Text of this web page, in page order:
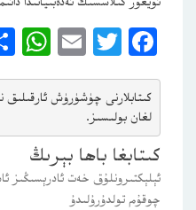
Facebook
Twitter
Email
كىتابلارنى چۈشۈرۈش ئارقىلىق
لغان بولىسىز.
كىتابغا باھا بېرىڭ
ئېلېكتىرونلۇق خەت ئادرېسىڭىز
چوقۇم تولدۇرۇلىدۇ